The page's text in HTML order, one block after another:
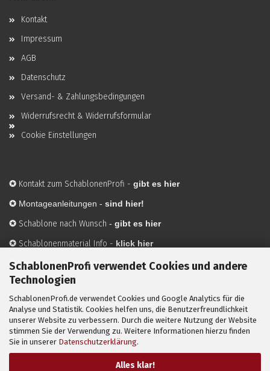
SchablonenProfi verwendet Cookies und andere
Technologien
SchablonenProfi.de verwendet Cookies und Google Analytics für die
Analyse und Statistik. Cookies helfen uns, die Benutzerfreundlichkeit
unserer Website zu verbessern. Durch die weitere Nutzung der Website
stimmen Sie der Verwendung zu. Weitere Informationen hierzu finden
Sie in unserer Datenschutzerklärung.
Alles klar!
Kontakt
Impressum
AGB
Datenschutz
Versand- & Zahlungsbedingungen
Widerrufsrecht & Widerrufsformular
Cookie Einstellungen
✪ Kontakt zum SchablonenProfi - gibt es hier
✪ Montageanleitungen - sind hier!
✪ Schablone nach Wunsch - gibt es hier
✪ Schablonenmaterial Info - klick hier
✪Hersteller-hier mehr Infos
Mit ✪ gekennzeichnete Bilder sind KI-generierte
Anwendungsbeispiele zur Visualisierung der Motive.
© SchablonenProfi.de2026